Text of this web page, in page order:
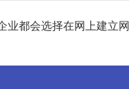
都会选择在网上建立